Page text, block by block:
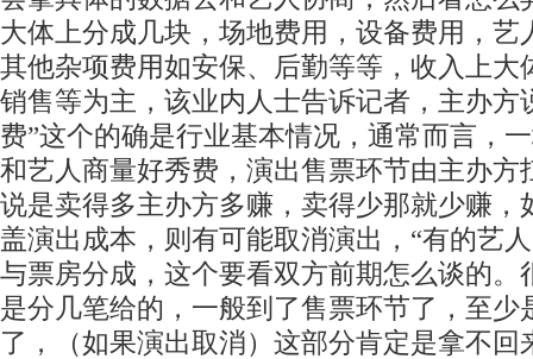
大体上分成几块，场地费用，设备费用，艺
其他杂项费用如安保、后勤等等，收入上大
销售等为主，该业内人士告诉记者，主办方
费”这个的确是行业基本情况，通常而言，
和艺人商量好秀费，演出售票环节由主办方
说是卖得多主办方多赚，卖得少那就少赚，
盖演出成本，则有可能取消演出，“有的艺
与票房分成，这个要看双方前期怎么谈的。
是分几笔给的，一般到了售票环节了，至少
了，（如果演出取消）这部分肯定是拿不回